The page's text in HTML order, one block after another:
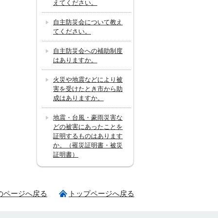
えてください。
自主防災会について教え
てください。
自主防災会への補助制度
はありますか。
火災や地震などにより被
害を受けたとき市から助
成はありますか。
地震・台風・豪雨災害な
どの被害にあったことを
証明するものはあります
か。（罹災証明書・被災
証明書）
ページへ戻る トップページへ戻る